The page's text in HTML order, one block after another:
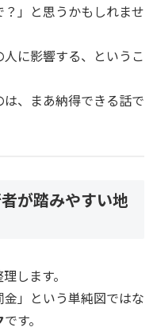
」と思うかもしれませ
に影響する、というこ
、まあ納得できる話で
が踏みやすい地
します。
」という単純図ではな
です。